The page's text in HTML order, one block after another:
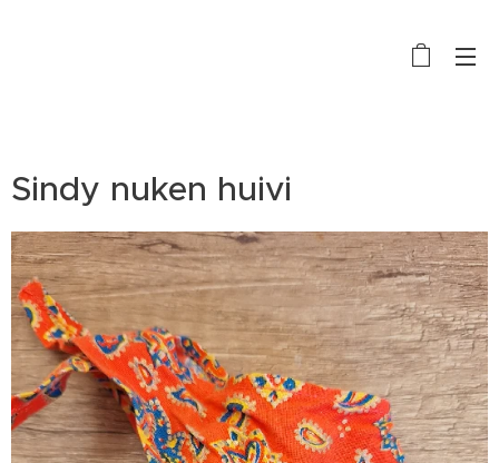
Sindy nuken huivi